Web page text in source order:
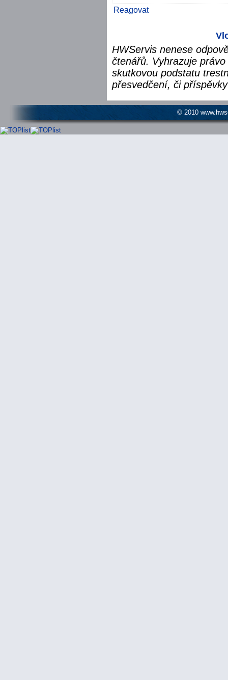
Reagovat
HWServis nenese
čtenářů. Vyhrazuje
skutkovou podstatu
přesvedčení, či
© 2010